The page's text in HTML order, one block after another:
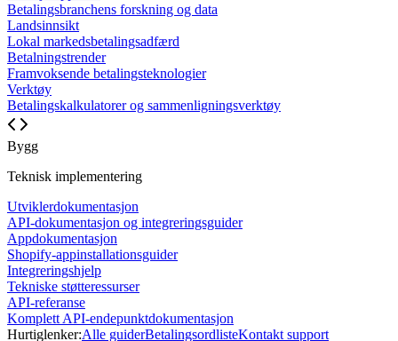
Betalingsbranchens forskning og data
Landsinnsikt
Lokal markedsbetalingsadfærd
Betalningstrender
Framvoksende betalingsteknologier
Verktøy
Betalingskalkulatorer og sammenligningsverktøy
Bygg
Teknisk implementering
Utviklerdokumentasjon
API-dokumentasjon og integreringsguider
Appdokumentasjon
Shopify-appinstallationsguider
Integreringshjelp
Tekniske støtteressurser
API-referanse
Komplett API-endepunktdokumentasjon
Hurtiglenker:Alle guiderBetalingsordlisteKontakt support